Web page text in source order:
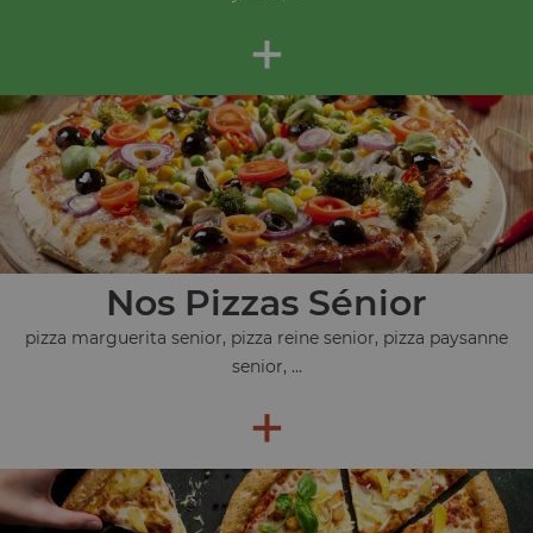
+
Nos Pizzas Sénior
pizza marguerita senior, pizza reine senior, pizza paysanne
senior, ...
+